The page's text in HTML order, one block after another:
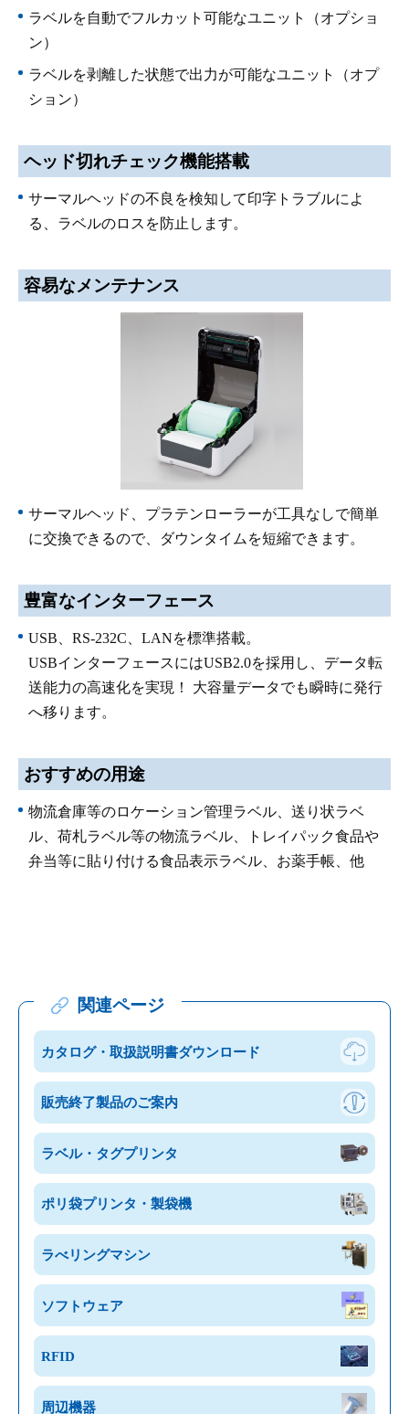
ラベルを自動でフルカット可能なユニット（オプショ
ン）
ラベルを剥離した状態で出力が可能なユニット（オプ
ション）
ヘッド切れチェック機能搭載
サーマルヘッドの不良を検知して印字トラブルによ
る、ラベルのロスを防止します。
容易なメンテナンス
サーマルヘッド、プラテンローラーが工具なしで簡単
に交換できるので、ダウンタイムを短縮できます。
豊富なインターフェース
USB、RS-232C、LANを標準搭載。
USBインターフェースにはUSB2.0を採用し、データ転
送能力の高速化を実現！ 大容量データでも瞬時に発行
へ移ります。
おすすめの用途
物流倉庫等のロケーション管理ラベル、送り状ラベ
ル、荷札ラベル等の物流ラベル、トレイパック食品や
弁当等に貼り付ける食品表示ラベル、お薬手帳、他
関連ページ
カタログ・ 取扱説明書ダウンロード
販売終了製品のご案内
ラベル・ タグプリンタ
ポリ袋プリンタ・ 製袋機
ラべリングマシン
ソフトウェア
RFID
周辺機器